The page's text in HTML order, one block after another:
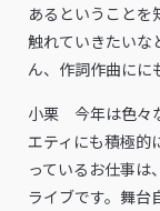
あるということを
触れていきたいな
ん、作詞作曲にに
小栗 今年は色々
エティにも積極的
っているお仕事は
ライブです。舞台